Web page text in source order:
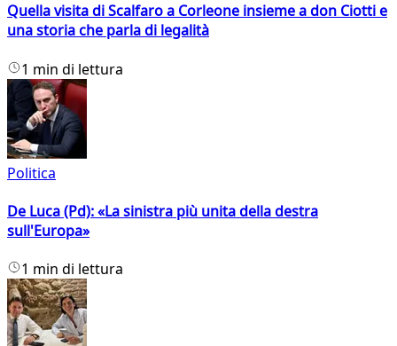
Quella visita di Scalfaro a Corleone insieme a don Ciotti e
una storia che parla di legalità
1 min di lettura
Politica
De Luca (Pd): «La sinistra più unita della destra
sull'Europa»
1 min di lettura